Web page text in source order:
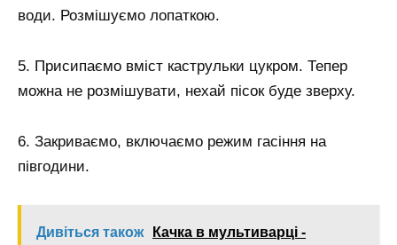
води. Розмішуємо лопаткою.
5. Присипаємо вміст каструльки цукром. Тепер
можна не розмішувати, нехай пісок буде зверху.
6. Закриваємо, включаємо режим гасіння на
півгодини.
Дивіться також
Качка в мультиварці -